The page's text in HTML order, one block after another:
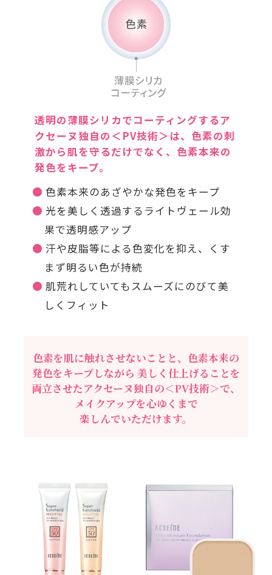
透明の薄膜シリカでコーティングするア
クセーヌ独自の＜PV技術＞は、色素の刺
激から肌を守るだけでなく、色素本来の
発色をキープ。
色素本来のあざやかな発色をキープ
光を美しく透過するライトヴェール効
果で透明感アップ
汗や皮脂等による色変化を抑え、くす
まず明るい色が持続
肌荒れしていてもスムーズにのびて美
しくフィット
色素を肌に触れさせないことと、色素本来の
発色をキープしながら 美しく仕上げることを
両立させたアクセーヌ独自の＜PV技術＞で、
メイクアップを心ゆくまで
楽しんでいただけます。